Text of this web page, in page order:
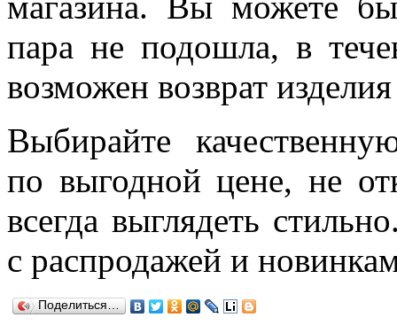
пара не подошла, в
возможен возврат
Выбирайте
по выгодной цене, не
всегда выглядеть
с распродажей и
Поделиться…